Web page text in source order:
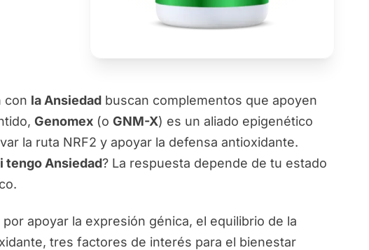
con la Ansiedad buscan complementos que apoyen
Genomex (o GNM-X) es un aliado epigenético
la ruta NRF2 y apoyar la defensa antioxidante.
tengo Ansiedad? La respuesta depende de tu estado
apoyar la expresión génica, el equilibrio de la
tres factores de interés para el bienestar